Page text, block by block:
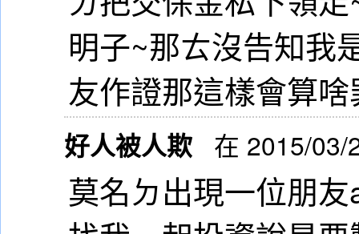
明子~那ㄊ沒告知我
友作證那這樣會算啥
好人被人欺 在 2015/03/
莫名ㄉ出現一位朋